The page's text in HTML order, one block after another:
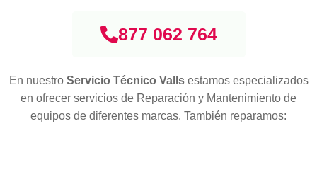
877 062 764
En nuestro Servicio Técnico Valls estamos especializados
en ofrecer servicios de Reparación y Mantenimiento de
equipos de diferentes marcas. También reparamos: